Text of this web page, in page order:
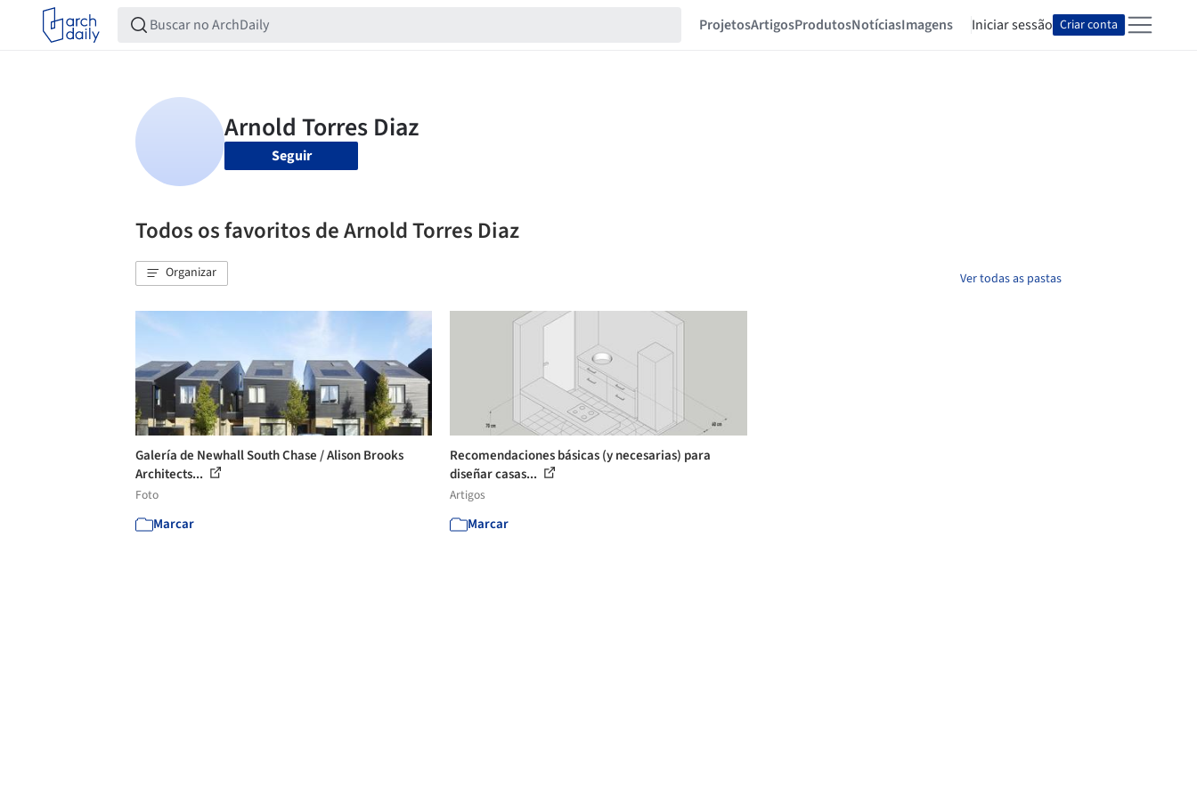
ProjetosArtigosProdutosNotíciasImagens Iniciar sessão Criar conta
Seguir
Todos os favoritos de Arnold Torres Diaz
Organizar Ver todas as pastas
Galería de Newhall South Chase / Alison Brooks
Architects...
Foto
Marcar
Recomendaciones básicas (y necesarias) para
diseñar casas...
Artigos
Marcar